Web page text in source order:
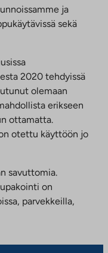
ja
sekä
2020 tehdyissä
olemaan
erikseen
ottamatta.
otettu käyttöön jo
savuttomia.
on
parvekkeilla,